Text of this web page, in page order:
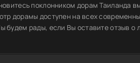
поклонником дорам Таиланда
дорамы доступен на всех
рады, если Вы оставите отзыв о